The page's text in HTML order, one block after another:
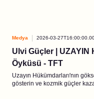
Medya 2026-03-
Ulvi Güçler | UZAYIN
Öyküsü - TFT
Uzayın Hükümdarları'nın
gösterin ve kozmik güçler